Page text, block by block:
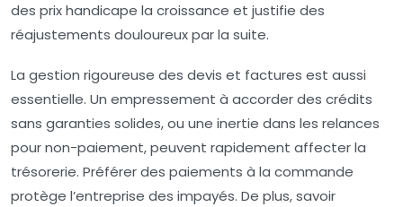
des prix handicape la croissance et justifie des
réajustements douloureux par la suite.
La gestion rigoureuse des devis et factures est aussi
essentielle. Un empressement à accorder des crédits
sans garanties solides, ou une inertie dans les relances
pour non-paiement, peuvent rapidement affecter la
trésorerie. Préférer des paiements à la commande
protège l’entreprise des impayés. De plus, savoir